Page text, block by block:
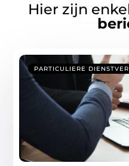
Hier zijn
PARTICULIERE